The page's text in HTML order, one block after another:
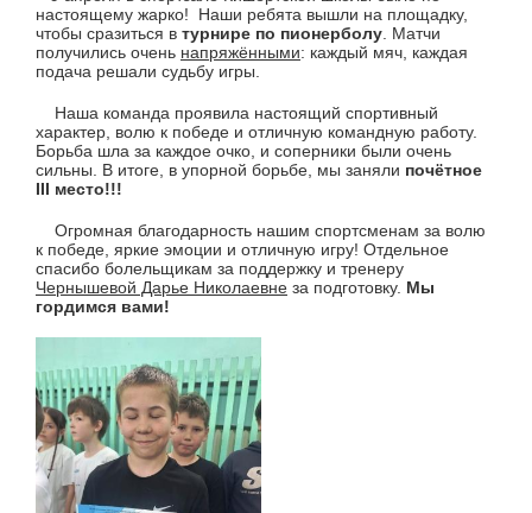
настоящему жарко! Наши ребята вышли на площадку,
чтобы сразиться в турнире по пионерболу . Матчи
получились очень напряжёнными: каждый мяч, каждая
подача решали судьбу игры.
Наша команда проявила настоящий спортивный
характер, волю к победе и отличную командную работу.
Борьба шла за каждое очко, и соперники были очень
сильны. В итоге, в упорной борьбе, мы заняли почётное
III место!!!
Огромная благодарность нашим спортсменам за волю
к победе, яркие эмоции и отличную игру! Отдельное
спасибо болельщикам за поддержку и тренеру
Чернышевой Дарье Николаевне за подготовку. Мы
гордимся вами!